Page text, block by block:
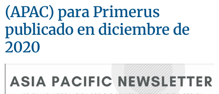
(APAC) para Primerus
publicado en diciembre de
2020